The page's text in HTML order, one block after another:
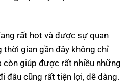
rất hot và được sự quan
gian gần đây không chỉ
còn giúp được rất nhiều những
đâu cũng rất tiện lợi, dễ dàng.